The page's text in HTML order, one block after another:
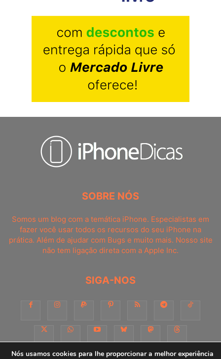
SOBRE NÓS
Somos um blog com a temática iPhone. Especialistas em
fazer você usar todos os recursos do seu iPhone na
prática. Além de ajudar com Bugs e muito mais. Nosso site
não tem ligação direta com a Apple Inc.
SIGA-NOS
Nós usamos cookies para lhe proporcionar a melhor experiência